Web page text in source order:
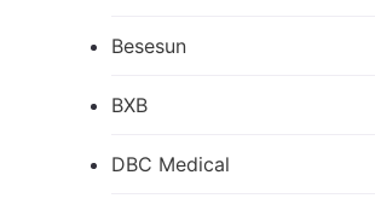
Besesun
BXB
DBC Medical